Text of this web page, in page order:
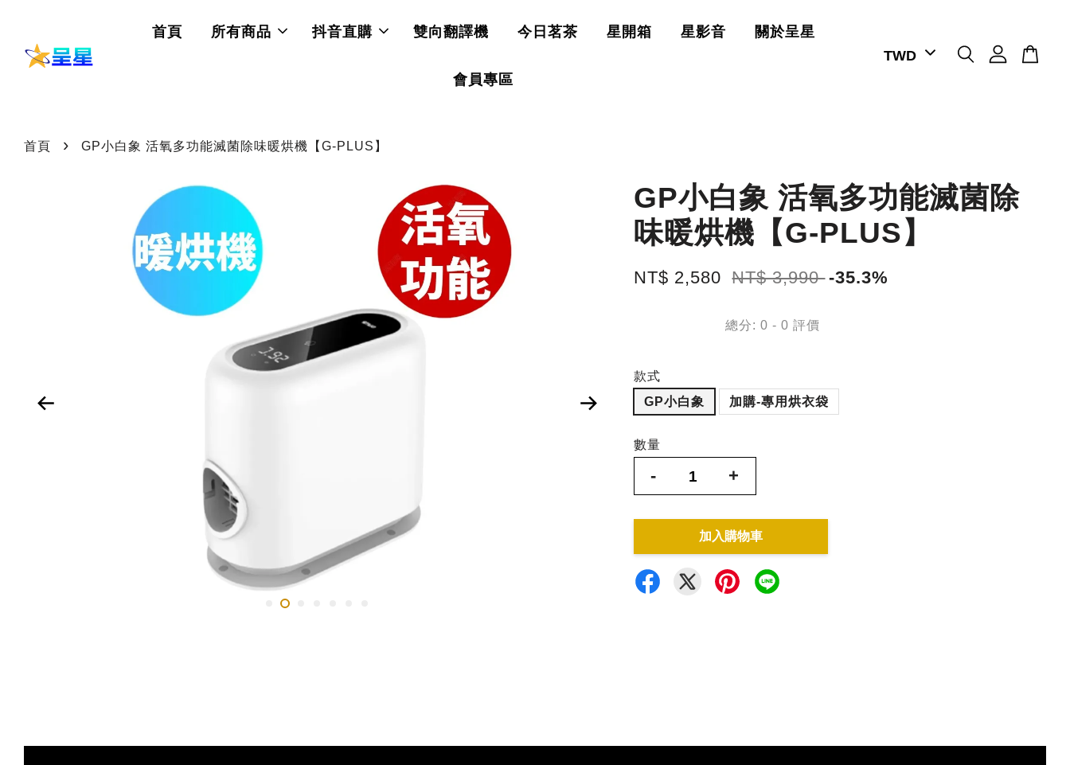
首頁 所有商品 抖音直購 雙向翻譯機 今日茗茶 星開箱 星影音 關於呈星
會員專區
首頁 › GP小白象 活氧多功能滅菌除味暖烘機【G-PLUS】
GP小白象 活氧多功能滅菌除
味暖烘機【G-PLUS】
NT$ 2,580 NT$ 3,990 -35.3%
總分:0 -0 評價
款式
GP小白象
加購-專用烘衣袋
數量
- +
加入購物車